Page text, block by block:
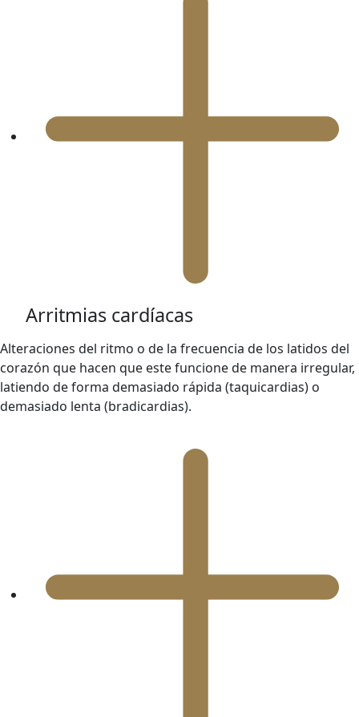
Arritmias cardíacas
Alteraciones del ritmo o de la frecuencia de los latidos del
corazón que hacen que este funcione de manera irregular,
latiendo de forma demasiado rápida (taquicardias) o
demasiado lenta (bradicardias).